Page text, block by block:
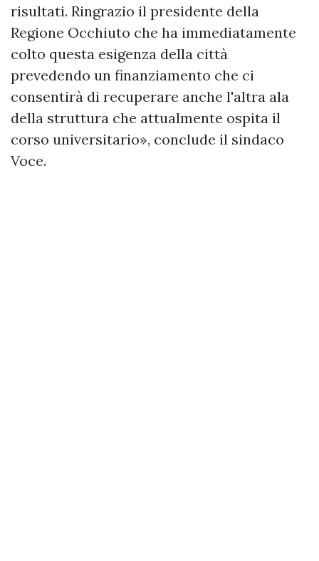
risultati. Ringrazio il presidente della
Regione Occhiuto che ha immediatamente
colto questa esigenza della città
prevedendo un finanziamento che ci
consentirà di recuperare anche l'altra ala
della struttura che attualmente ospita il
corso universitario», conclude il sindaco
Voce.